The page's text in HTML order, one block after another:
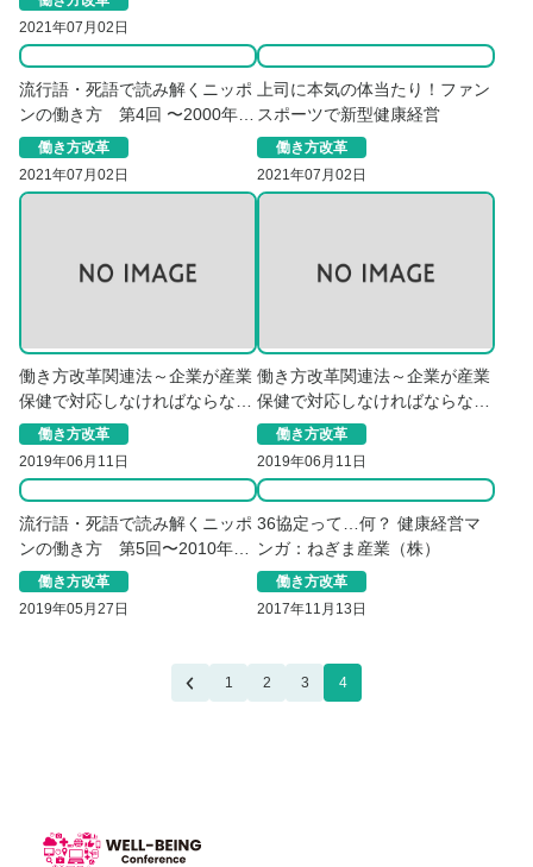
2021年07月02日
流行語・死語で読み解くニッポ
ンの働き方 第4回 〜2000年
代・過労死対策はじめ〜
働き方改革
2021年07月02日
上司に本気の体当たり！ファン
スポーツで新型健康経営
働き方改革
2021年07月02日
働き方改革関連法～企業が産業
保健で対応しなければならない
ことは？（１）
働き方改革
2019年06月11日
働き方改革関連法～企業が産業
保健で対応しなければならない
ことは？（２）
働き方改革
2019年06月11日
流行語・死語で読み解くニッポ
ンの働き方 第5回〜2010年
代〜働き方改革
2019年05月27日
36協定って…何？ 健康経営マ
ンガ：ねぎま産業（株）
働き方改革
2017年11月13日
1 2 3 4